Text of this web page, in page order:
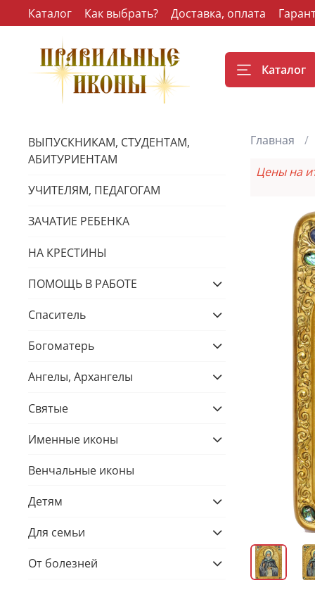
Каталог Как выбрать? Доставка, оплата
Каталог
Главная
Цены на
ВЫПУСКНИКАМ, СТУДЕНТАМ,
АБИТУРИЕНТАМ
УЧИТЕЛЯМ, ПЕДАГОГАМ
ЗАЧАТИЕ РЕБЕНКА
НА КРЕСТИНЫ
ПОМОЩЬ В РАБОТЕ
Спаситель
Богоматерь
Ангелы, Архангелы
Святые
Именные иконы
Венчальные иконы
Детям
Для семьи
От болезней